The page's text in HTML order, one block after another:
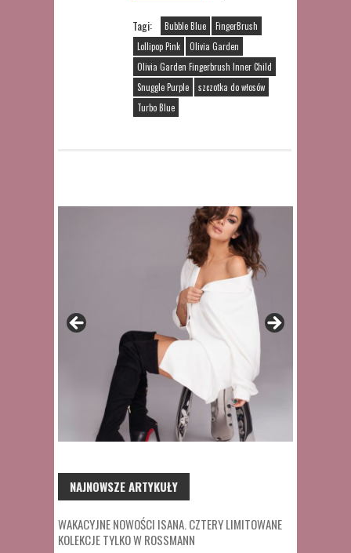
Tagi: Bubble Blue
FingerBrush
Lollipop Pink
Olivia Garden
Olivia Garden Fingerbrush Inner Child
Snuggle Purple
szczotka do włosów
Turbo Blue
NAJNOWSZE ARTYKUŁY
WAKACYJNE NOWOŚCI ISANA. CZTERY LIMITOWANE
KOLEKCJE TYLKO W ROSSMANN